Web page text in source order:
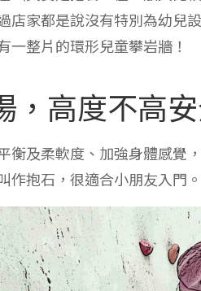
店家都是說沒有特別為幼兒
一整片的環形兒童攀岩牆！
，高度不高
衡及柔軟度、加強身體感覺
作抱石，很適合小朋友入門。